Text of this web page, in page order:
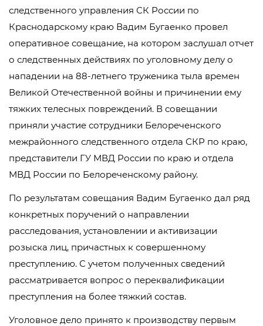
следственного управления СК России по
Краснодарскому краю Вадим Бугаенко провел
оперативное совещание, на котором заслушал отчет
о следственных действиях по уголовному делу о
нападении на 88-летнего труженика тыла времен
Великой Отечественной войны и причинении ему
тяжких телесных повреждений. В совещании
приняли участие сотрудники Белореченского
межрайонного следственного отдела СКР по краю,
представители ГУ МВД России по краю и отдела
МВД России по Белореченскому району.
По результатам совещания Вадим Бугаенко дал ряд
конкретных поручений о направлении
расследования, установлении и активизации
розыска лиц, причастных к совершенному
преступлению. С учетом полученных сведений
рассматривается вопрос о переквалификации
преступления на более тяжкий состав.
Уголовное дело принято к производству первым